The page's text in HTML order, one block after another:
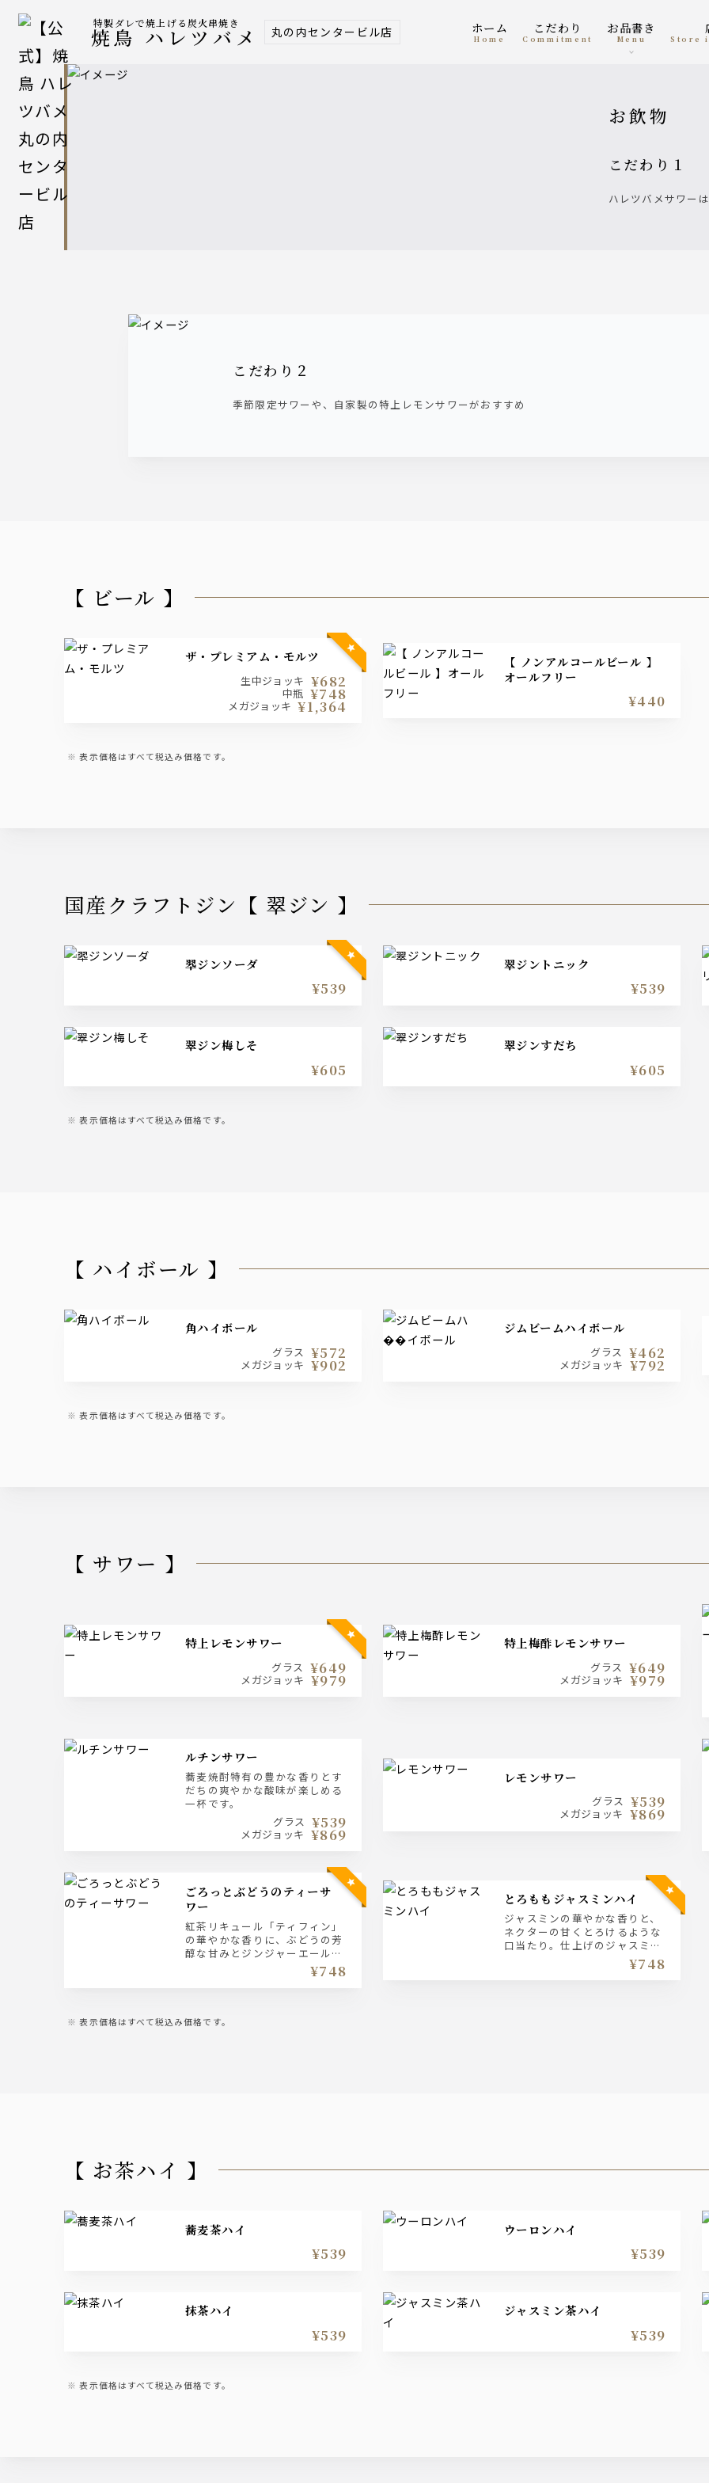
特製ダレで焼上げる炭火串焼き
焼鳥 ハレツバメ 丸の内センタービル店 ホーム
home
こだわり
Commitment
お品書き
menu
お飲物
こだわり１
ハレツバメサワ
こだわり２
季節限定サワーや、自家製の特上レモンサワーがおすすめ
【 ビール 】
ザ・プレミアム・モルツ
生中ジョッキ ¥682
中瓶 ¥748
メガジョッキ ¥1,364
【 ノンアルコールビール 】
オールフリー
¥440
表示価格はすべて税込み価格です。
国産クラフトジン【 翠ジン 】
翆ジンソーダ
¥539
翠ジントニック
¥539
翠ジン梅しそ
¥605
翠ジンすだち
¥605
表示価格はすべて税込み価格です。
【 ハイボール 】
角ハイボール
グラス ¥572
メガジョッキ ¥902
ジムビームハイボール
グラス ¥462
メガジョッキ ¥792
表示価格はすべて税込み価格です。
【 サワー 】
特上レモンサワー
グラス ¥649
メガジョッキ ¥979
特上梅酢レモンサワー
グラス ¥649
メガジョッキ ¥979
ルチンサワー
蕎麦焼酎特有の豊かな香りとす
だちの爽やかな酸味が楽しめる
一杯です。
グラス ¥539
メガジョッキ ¥869
レモンサワー
グラス ¥539
メガジョッキ ¥869
ごろっとぶどうのティーサ
ワー
紅茶リキュール「ティフィン」
の華やかな香りに、ぶどうの芳
醇な甘みとジンジャーエールの
爽快なピリッと感を合わせまし
た。上品でフルーティーな香り
¥748
とろももジャスミンハイ
ジャスミンの華やかな香りと、
ネクターの甘くとろけるような
口当たり。仕上げのジャスミン
茶が、ふんわりと軽やかな余韻
¥748
表示価格はすべて税込み価格です。
【 お茶ハイ 】
蕎麦茶ハイ
¥539
ウーロンハイ
¥539
抹茶ハイ
¥539
ジャスミン茶ハイ
¥539
表示価格はすべて税込み価格です。